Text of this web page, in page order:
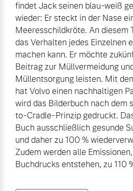
findet Jack seinen blau-weiß
wieder: Er steckt in der Nase
Meeresschildkröte. An diesem
das Verhalten jedes Einzelnen
machen kann. Er möchte
Beitrag zur Müllvermeidung
Müllentsorgung leisten. Mit
hat Volvo einen nachhaltigen
wird das Bilderbuch nach dem
to-Cradle-Prinzip gedruckt.
Buch ausschließlich gesunde
und daher zu 100 %
Zudem werden alle
Buchdrucks entstehen, zu 110